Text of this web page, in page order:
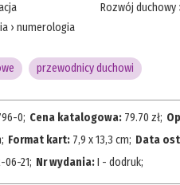
› numerologia
Rozwój duchowy
przewodnicy duchowi
0; Cena katalogowa: 79.70 zł;
; Format kart: 7,9 x 13,3 cm; Data
06-21; Nr wydania:I - dodruk;